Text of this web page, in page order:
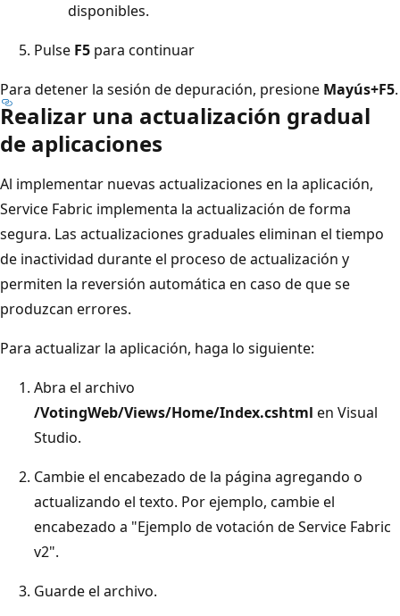
disponibles.
Pulse F5 para continuar
Para detener la sesión de depuración, presione Mayús+F5.
Realizar una actualización gradual
de aplicaciones
Al implementar nuevas actualizaciones en la aplicación,
Service Fabric implementa la actualización de forma
segura. Las actualizaciones graduales eliminan el tiempo
de inactividad durante el proceso de actualización y
permiten la reversión automática en caso de que se
produzcan errores.
Para actualizar la aplicación, haga lo siguiente:
Abra el archivo
/VotingWeb/Views/Home/Index.cshtml en Visual
Studio.
Cambie el encabezado de la página agregando o
actualizando el texto. Por ejemplo, cambie el
encabezado a "Ejemplo de votación de Service Fabric
v2".
Guarde el archivo.